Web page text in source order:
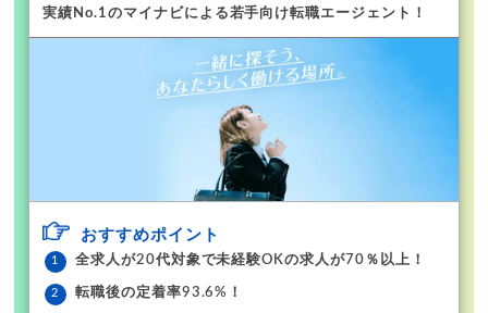
実績No.1のマイナビによる若手向け転職エージェント！
おすすめポイント
全求人が20代対象で未経験OKの求人が70％以上！
転職後の定着率93.6%！